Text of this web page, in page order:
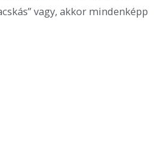
vagy, akkor mindenképp